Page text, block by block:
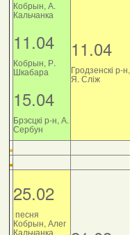
Кобрын, А.
Кальчанка
11.04
Кобрын, Р.
Шкабара
15.04
Брэсцкі р-н, А.
Сербун
11.04
Гродзенскі р-н,
Я. Сліж
25.02
песня
Кобрын, Алег
Кальчанка